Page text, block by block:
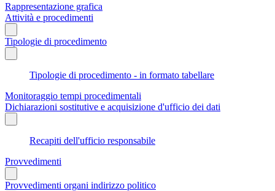
Rappresentazione grafica
Attività e procedimenti
Tipologie di procedimento
Tipologie di procedimento - in formato tabellare
Monitoraggio tempi procedimentali
Dichiarazioni sostitutive e acquisizione d'ufficio dei dati
Recapiti dell'ufficio responsabile
Provvedimenti
Provvedimenti organi indirizzo politico